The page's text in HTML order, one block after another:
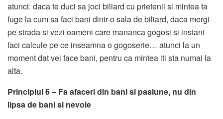
atunci: daca te duci sa joci biliard cu prietenii si mintea ta
fuge la cum sa faci bani dintr-o sala de biliard, daca mergi
pe strada si vezi oameni care mananca gogosi si instant
faci calcule pe ce inseamna o gogoserie… atunci la un
moment dat vei face bani, pentru ca mintea iti sta numai la
alta.
Principiul 6 – Fa afaceri din bani si pasiune, nu din
lipsa de bani si nevoie